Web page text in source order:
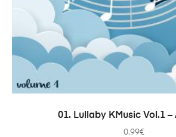
ADD TO CART
01. Lullaby KMusic Vol.1 –
0.99€